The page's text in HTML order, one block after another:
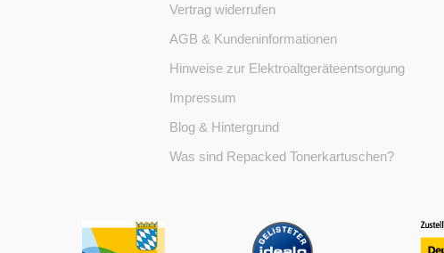
Vertrag widerrufen
AGB & Kundeninformationen
Hinweise zur Elektroaltgeräteentsorgung
Impressum
Blog & Hintergrund
Was sind Repacked Tonerkartuschen?